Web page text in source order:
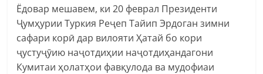
Ёдовар мешавем, ки 20 феврал Президенти
Ҷумҳурии Туркия Реҷеп Тайип Эрдоган зимни
сафари корӣ дар вилояти Ҳатай бо кори
ҷустуҷӯию наҷотдиҳии наҷотдиҳандагони
Кумитаи ҳолатҳои фавқулода ва мудофиаи